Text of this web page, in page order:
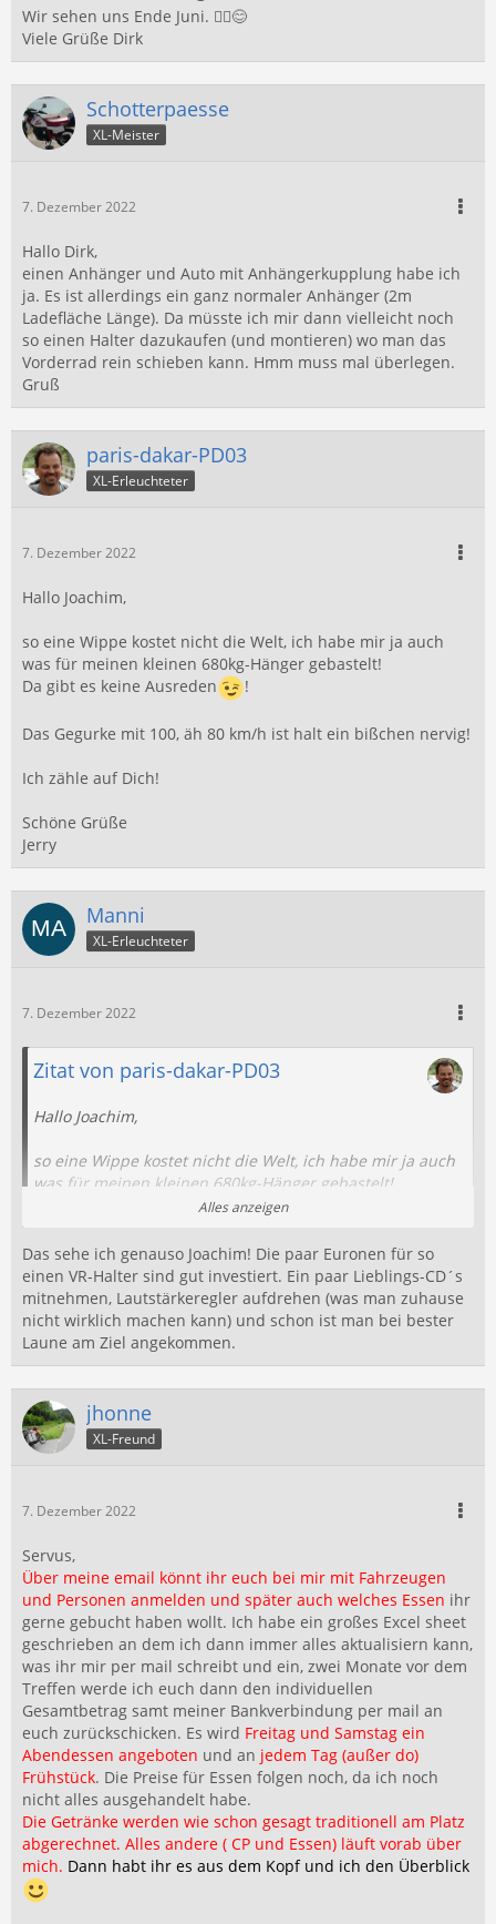
Wir sehen uns Ende Juni. 🙋‍♂️😊
Viele Grüße Dirk
Schotterpaesse
XL-Meister
7. Dezember 2022
Hallo Dirk,
einen Anhänger und Auto mit Anhängerkupplung habe ich
ja. Es ist allerdings ein ganz normaler Anhänger (2m
Ladefläche Länge). Da müsste ich mir dann vielleicht noch
so einen Halter dazukaufen (und montieren) wo man das
Vorderrad rein schieben kann. Hmm muss mal überlegen.
Gruß
paris-dakar-PD03
XL-Erleuchteter
7. Dezember 2022
Hallo Joachim,
so eine Wippe kostet nicht die Welt, ich habe mir ja auch
was für meinen kleinen 680kg-Hänger gebastelt!
Da gibt es keine Ausreden
!
Das Gegurke mit 100, äh 80 km/h ist halt ein bißchen nervig!
Ich zähle auf Dich!
Schöne Grüße
Jerry
Manni
XL-Erleuchteter
7. Dezember 2022
Zitat von paris-dakar-PD03
Hallo Joachim,
so eine Wippe kostet nicht die Welt, ich habe mir ja auch
was für meinen kleinen 680kg-Hänger gebastelt!
Da gibt es keine Ausreden
!
Das Gegurke mit 100, äh 80 km/h ist halt ein bißchen
nervig!
Ich zähle auf Dich!
Schöne Grüße
Jerry
Alles anzeigen
Das sehe ich genauso Joachim! Die paar Euronen für so
einen VR-Halter sind gut investiert. Ein paar Lieblings-CD´s
mitnehmen, Lautstärkeregler aufdrehen (was man zuhause
nicht wirklich machen kann) und schon ist man bei bester
Laune am Ziel angekommen.
jhonne
XL-Freund
7. Dezember 2022
Servus,
Über meine email könnt ihr euch bei mir mit Fahrzeugen
und Personen anmelden und später auch welches Essen ihr
gerne gebucht haben wollt. Ich habe ein großes Excel sheet
geschrieben an dem ich dann immer alles aktualisiern kann,
was ihr mir per mail schreibt und ein, zwei Monate vor dem
Treffen werde ich euch dann den individuellen
Gesamtbetrag samt meiner Bankverbindung per mail an
euch zurückschicken. Es wird Freitag und Samstag ein
Abendessen angeboten und an jedem Tag (außer do)
Frühstück. Die Preise für Essen folgen noch, da ich noch
nicht alles ausgehandelt habe.
Die Getränke werden wie schon gesagt traditionell am Platz
abgerechnet. Alles andere ( CP und Essen) läuft vorab über
mich. Dann habt ihr es aus dem Kopf und ich den Überblick